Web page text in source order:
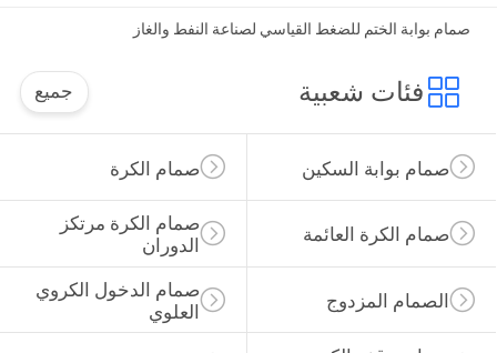
صمام بوابة الختم للضغط القياسي لصناعة النفط والغاز
فئات شعبية جميع
صمام الكرة صمام بوابة السكين
صمام الكرة مرتكز
الدوران
صمام الكرة العائمة
صمام الدخول الكروي
العلوي
الصمام المزدوج